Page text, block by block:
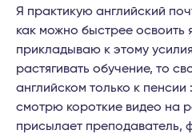
Я практикую английский
как можно быстрее освоить
прикладываю к этому
растягивать обучение, то
английском только к
смотрю короткие видео на
присылает преподаватель,